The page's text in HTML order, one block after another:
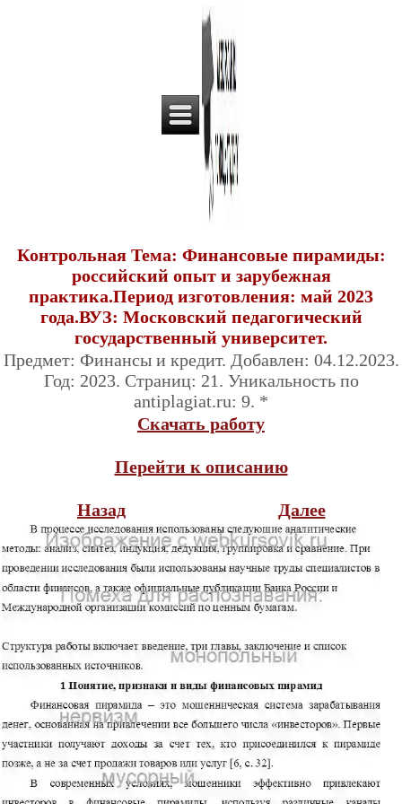
Контрольная Тема: Финансовые пирамиды:
российский опыт и зарубежная
практика.Период изготовления: май 2023
года.ВУЗ: Московский педагогический
государственный университет.
Предмет: Финансы и кредит. Добавлен: 04.12.2023.
Год: 2023. Страниц: 21. Уникальность по
antiplagiat.ru: 9. *
Скачать работу
Перейти к описанию
Назад Далее